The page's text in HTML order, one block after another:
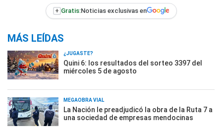
+ Gratis:Noticias exclusivas en
MÁS LEÍDAS
¿JUGASTE?
Quini 6: los resultados del sorteo 3397 del
miércoles 5 de agosto
MEGAOBRA VIAL
La Nación le preadjudicó la obra de la Ruta 7 a
una sociedad de empresas mendocinas